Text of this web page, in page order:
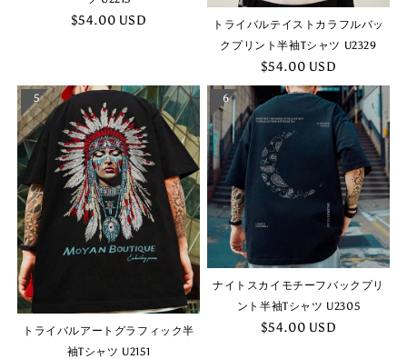
$54.00 USD
トライバルテイストカラフルバッ
クプリント半袖Tシャツ U2329
$54.00 USD
5
トライバルアートグラフィック半
袖Tシャツ U2151
6
ナイトスカイモチーフバックプリ
ント半袖Tシャツ U2305
$54.00 USD